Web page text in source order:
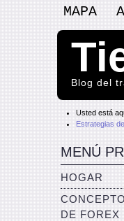
MAPA
Blog del
Usted está
Estrategias
MENÚ
HOGAR
DE FOREX